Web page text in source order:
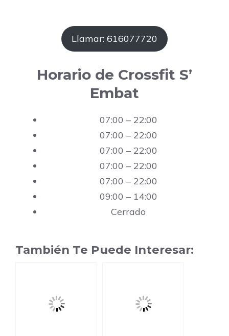
Llamar: 616077720
Horario de Crossfit S’
Embat
07:00 – 22:00
07:00 – 22:00
07:00 – 22:00
07:00 – 22:00
07:00 – 22:00
09:00 – 14:00
Cerrado
También Te Puede Interesar: